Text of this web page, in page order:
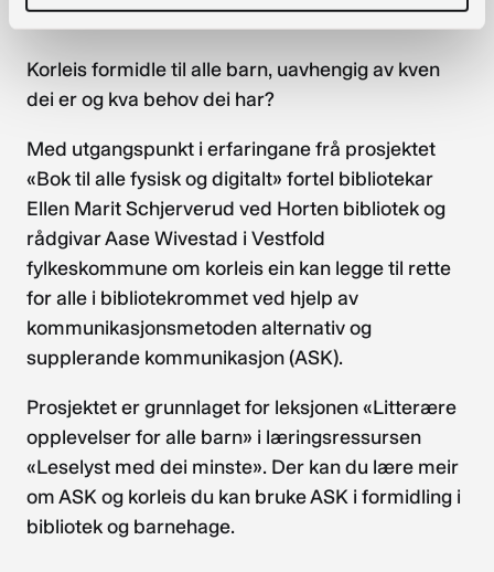
29.10 Litterære opplevingar for alle
Korleis formidle til alle barn, uavhengig av kven
dei er og kva behov dei har?
Med utgangspunkt i erfaringane frå prosjektet
«Bok til alle fysisk og digitalt» fortel bibliotekar
Ellen Marit Schjerverud ved Horten bibliotek og
rådgivar Aase Wivestad i Vestfold
fylkeskommune om korleis ein kan legge til rette
for alle i bibliotekrommet ved hjelp av
kommunikasjonsmetoden alternativ og
supplerande kommunikasjon (ASK).
Prosjektet er grunnlaget for leksjonen «Litterære
opplevelser for alle barn» i læringsressursen
«Leselyst med dei minste». Der kan du lære meir
om ASK og korleis du kan bruke ASK i formidling i
bibliotek og barnehage.